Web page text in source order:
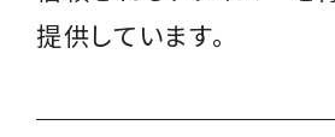
提供しています。